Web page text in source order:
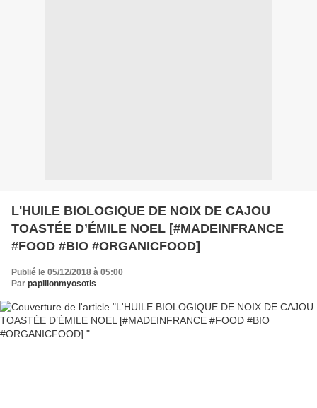
L'HUILE BIOLOGIQUE DE NOIX DE CAJOU
TOASTÉE D’ÉMILE NOEL [#MADEINFRANCE
#FOOD #BIO #ORGANICFOOD]
Publié le 05/12/2018 à 05:00
Par papillonmyosotis